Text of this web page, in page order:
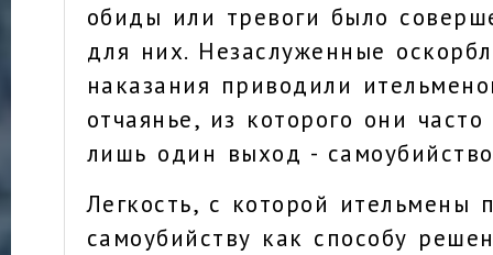
обиды или тревоги было
для них. Незаслуженные
наказания приводили
отчаянье, из которого они
лишь один выход -
Легкость, с которой ительмены
самоубийству как способу